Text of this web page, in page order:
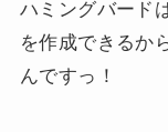
ハミングバード
を作成できるか
んですっ！